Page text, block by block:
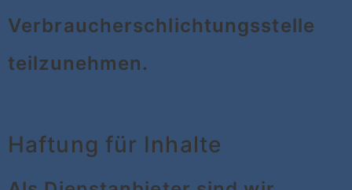
Verbraucherschlichtungsstelle
teilzunehmen.
Haftung für Inhalte